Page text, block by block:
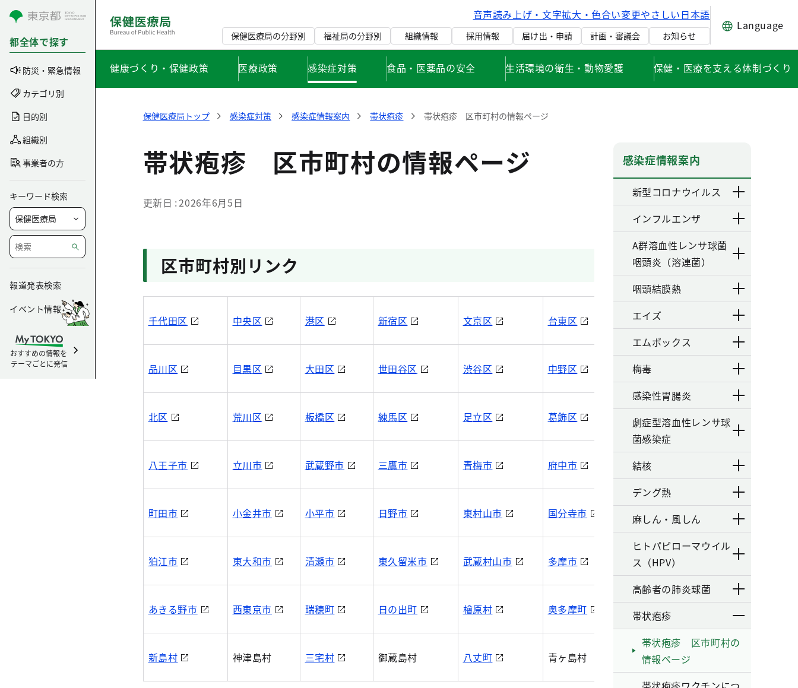
コンテンツにスキップ
都全体で探す
防災・緊急情報
カテゴリ別
目的別
組織別
事業者の方
キーワード検索
報道発表検索
イベント情報
おすすめの情報を
テーマごとに発信
音声読み上げ・文字拡大・色合い変更やさしい日本語
保健医療局の分野別 福祉局の分野別 組織情報 採用情報 届け出・申請 計画・審議会 お知らせ
Language
健康づくり・保健政策 医療政策 感染症対策 食品・医薬品の安全 生活環境の衛生・動物愛護 保健・医療を支える体制づくり
保健医療局トップ 感染症対策 感染症情報案内 帯状疱疹 帯状疱疹 区市町村の情報ページ
帯状疱疹 区市町村の情報ページ
更新日 2026年6月5日
区市町村別リンク
千代田区 中央区 港区 新宿区 文京区 台東区 墨田区
品川区 目黒区 大田区 世田谷区 渋谷区 中野区 杉並区
北区 荒川区 板橋区 練馬区 足立区 葛飾区 江戸川区
八王子市 立川市 武蔵野市 三鷹市 青梅市 府中市 昭島市
町田市 小金井市 小平市 日野市 東村山市 国分寺市 国立市 福生市
狛江市 東大和市 清瀬市 東久留米市 武蔵村山市 多摩市 稲城市
あきる野市 西東京市 瑞穂町 日の出町 檜原村 奥多摩町 大島町
新島村 神津島村 三宅村 御蔵島村 八丈町 青ヶ島村 小笠原村
感染症情報案内
新型コロナウイルス
インフルエンザ
A群溶血性レンサ球菌
咽頭炎（溶連菌）
咽頭結膜熱
エイズ
エムポックス
梅毒
感染性胃腸炎
劇症型溶血性レンサ球
菌感染症
結核
デング熱
麻しん・風しん
ヒトパピローマウイル
ス（HPV）
高齢者の肺炎球菌
帯状疱疹
帯状疱疹 区市町村の
情報ページ